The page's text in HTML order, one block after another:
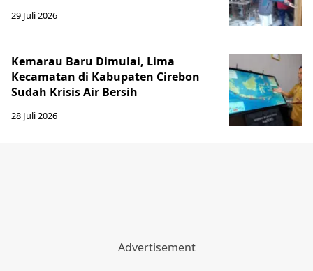
29 Juli 2026
Kemarau Baru Dimulai, Lima
Kecamatan di Kabupaten Cirebon
Sudah Krisis Air Bersih
28 Juli 2026